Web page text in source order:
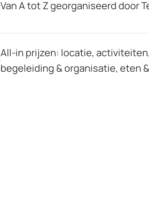
Van A tot Z georganiseerd door
All-in prijzen: locatie, activiteiten,
begeleiding & organisatie, eten